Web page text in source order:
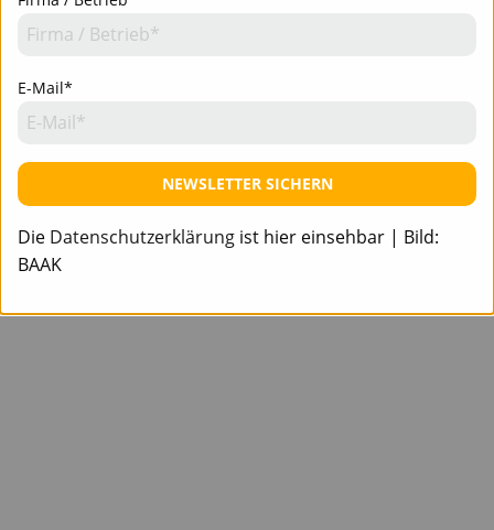
E-Mail*
NEWSLETTER SICHERN
Die Datenschutzerklärung ist hier einsehbar | Bild:
BAAK